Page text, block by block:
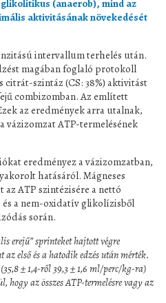
(anaerob), mind az
aktivitásának növekedését
intervallum terhelés után.
magában foglaló protokoll
citrát-szintáz (CS: 38%) aktivitást
combizomban. Az említett
az eredmények arra utalnak,
vázizomzat ATP-termelésének
eredményez a vázizomzatban,
​​hatásáról. Mágneses
ATP szintézisére a nettó
a nem-oxidatív glikolízisből
során.
erejű” sprinteket hajtott végre
első és a hatodik edzés után mérték.
± 1,4-ről 39,3 ± 1,6 ml/perc/kg-ra)
hogy az összes ATP-termelésre vagy az